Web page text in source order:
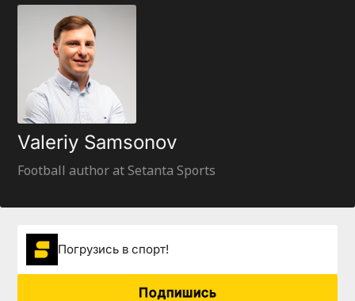
Valeriy Samsonov
Football author at Setanta Sports
Погрузиcь в спорт!
Подпишись